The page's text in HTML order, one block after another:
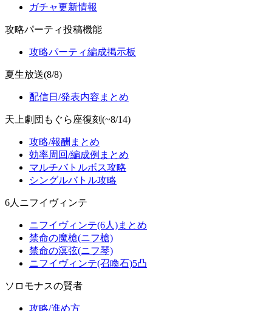
ガチャ更新情報
攻略パーティ投稿機能
攻略パーティ編成掲示板
夏生放送(8/8)
配信日/発表内容まとめ
天上劇団もぐら座復刻(~8/14)
攻略/報酬まとめ
効率周回/編成例まとめ
マルチバトルボス攻略
シングルバトル攻略
6人ニフイヴィンテ
ニフイヴィンテ(6人)まとめ
禁命の魔槍(ニフ槍)
禁命の溟弦(ニフ琴)
ニフイヴィンテ(召喚石)5凸
ソロモナスの賢者
攻略/進め方